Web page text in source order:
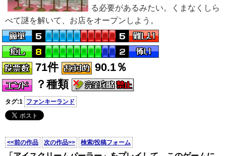
る必要があるみたい。くまなくしら
べて謎を解いて、お店をオープンしよう。
71件
90.1％
？種類
タグ:1 ファンキーランド
<<前の作品 次の作品>> 検索/投稿フォーム